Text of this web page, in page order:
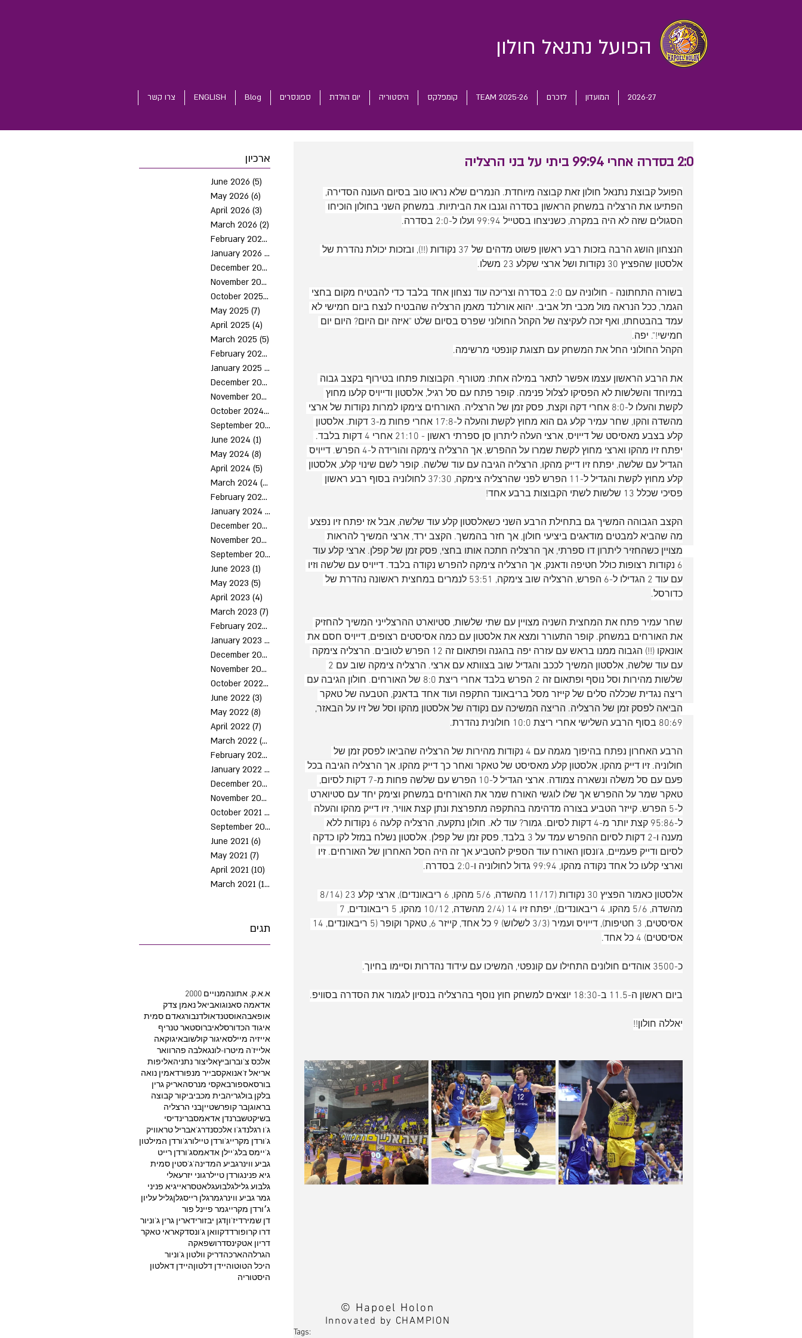
הפועל נתנאל חולון
2026-27 המועדון לזכרם TEAM 2025-26 קומפלקס היסטוריה יום הולדת ספונסרים Blog
ENGLISH צרו קשר
ארכיון
June 2026 (5)
May 2026 (6)
April 2026 (3)
March 2026 (2)
February 2026
January 2026 (5)
December 2025
November 2025
October 2025(6)
May 2025 (7)
April 2025 (4)
March 2025 (5)
February 2025
January 2025 (7)
December 2024
November 2024
October 2024(6)
September 2024
June 2024 (1)
May 2024 (8)
April 2024 (5)
March 2024 (10)
February 2024
January 2024 (9)
December 2023
6 posts
November 2023
September 2023
June 2023 (1)
May 2023 (5)
April 2023 (4)
March 2023 (7)
February 2023
January 2023 (7)
December 2022
November 2022
October 2022(7)
June 2022 (3)
May 2022 (8)
April 2022 (7)
March 2022 (10)
February 2022
January 2022 (6)
December 2021
November 2021
October 2021 (5)
September 2021
June 2021 (6)
May 2021 (7)
April 2021 (10)
March 2021 (10)
תגים
2000 מנוייםא.א.ק. אתונה
אביאל נאמן צדקאדאמה סאנוגו
אדם סמיתאולדנבורגאוסטנדאופאבה
איברוסטאר טנריףאיגוד הכדורסל
איגוקאהאיגור קולשובאייזיה מיילס
אלבה פהרוואראלייז'ה מיטרו-לונג
אליפותאליצור נתניהאלכס צ'וברוביץ
אמין נואהאקסבייר מנפורדאריאל ז'אנו
אריק גריןבאקסי מנרסהבורסאספור
ביקור קבוצהבית מכביבלקן בולגריה
בני הרצליהבר קופרשטייןבראוגן
ברינדיסיברנדן אדאמסבשיקטש
ג'אבריל טראוויקג'ו אלכסנדרג'ו רגלנד
ג'ורדן המילטוןג'ורדן טיילורג'ורדן מקריי
ג'ורדן רייטג'יילן אדאמסג'יימס בל
ג'סטין סמית'גביע המדינהגביע ווינר
גוני יזרעאליגורדן טיילרגיא פנינ
גיא פניניגלאטסראייגלבועגלבוע גליל
גליל עליוןגלןגלן רייסגמרגמר גביע ווינר
גמר פיינל פורג׳ורדן מקריי
דארין גרין ג'וניורדגן יבזורידיז'וןדן שמיר
דקאראי טאקרדקוואן ג'ונסדרו קרופורד
דרושפאקהדריון אטקינס
דריק וולטון ג'וניורהארכההגרלה
היידן דאלטוןהיידן דלטוןהיכל הטוטו
היסטוריה
2:0 בסדרה אחרי 99:94 ביתי על בני הרצליה
הפועל קבוצת נתנאל חולון זאת קבוצה מיוחדת. הנמרים שלא נראו טוב בסיום העונה הסדירה,
הפתיעו את הרצליה במשחק הראשון בסדרה וגנבו את הביתיות. במשחק השני בחולון הוכיחו
הסגולים שזה לא היה במקרה, כשניצחו בסטייל 99:94 ועלו ל-2:0 בסדרה.
הנצחון הושג הרבה בזכות רבע ראשון פשוט מדהים של 37 נקודות (!!), ובזכות יכולת נהדרת של
אלסטון שהפציץ 30 נקודות ושל ארצי שקלע 23 משלו.
בשורה התחתונה - חולוניה עם 2:0 בסדרה וצריכה עוד נצחון אחד בלבד כדי להבטיח מקום בחצי
הגמר, ככל הנראה מול מכבי תל אביב. יהוא אורלנד מאמן הרצליה שהבטיח לנצח ביום חמישי לא
עמד בהבטחתו, ואף זכה לעקיצה של הקהל החולוני שפרס בסיום שלט "איזה יום היום? היום יום
חמישי!". יפה.
הקהל החולוני החל את המשחק עם תצוגת קונפטי מרשימה.
את הרבע הראשון עצמו אפשר לתאר במילה אחת: מטורף. הקבוצות פתחו בטירוף בקצב גבוה
במיוחד והשלשות לא הפסיקו לצלול פנימה. קופר פתח עם סל רגיל, אלסטון ודייויס קלעו מחוץ
לקשת והעלו ל-8:0 אחרי דקה וקצת, פסק זמן של הרצליה. האורחים צימקו למרות נקודות של ארצי
מהשדה והקו, שחר עמיר קלע גם הוא מחוץ לקשת והעלה ל-17:8 אחרי פחות מ-3 דקות. אלסטון
קלע בצבע מאסיסט של דייויס, ארצי העלה ליתרון סן ספרתי ראשון - 21:10 אחרי 4 דקות בלבד.
יפתח זיו מהקו וארצי מחוץ לקשת שמרו על ההפרש, אך הרצליה צימקה והורידה ל-4 הפרש. דייויס
הגדיל עם שלשה, יפתח זיו דייק מהקו, הרצליה הגיבה עם עוד שלשה. קופר לשם שינוי קלע, אלסטון
קלע מחוץ לקשת והגדיל ל-11 הפרש לפני שהרצליה צימקה, 37:30 לחולוניה בסוף רבע ראשון
פסיכי שכלל 13 שלשות לשתי הקבוצות ברבע אחד!
הקצב הגבוהה המשיך גם בתחילת הרבע השני כשאלסטון קלע עוד שלשה, אבל אז יפתח זיו נפצע
מה שהביא למבטים מודאגים ביציעי חולון, אך חזר בהמשך. הקצב ירד, ארצי המשיך להראות
מצויין כשהחזיר ליתרון דו ספרתי, אך הרצליה חתכה אותו בחצי, פסק זמן של קפלן. ארצי קלע עוד
6 נקודות רצופות כולל חטיפה ודאנק, אך הרצליה צימקה להפרש נקודה בלבד. דייויס עם שלשה וזיו
עם עוד 2 הגדילו ל-6 הפרש, הרצליה שוב צימקה, 53:51 לנמרים במחצית ראשונה נהדרת של
כדורסל.
שחר עמיר פתח את המחצית השניה מצויין עם שתי שלשות, סטיוארט ההרצלייני המשיך להחזיק
את האורחים במשחק. קופר התעורר ומצא את אלסטון עם כמה אסיסטים רצופים, דייויס חסם את
אונאקו (!!) הגבוה ממנו בראש עם עזרה יפה בהגנה ופתאום זה 12 הפרש לטובים. הרצליה צימקה
שלשות מהירות וסל נוסף ופתאום זה 2 הפרש בלבד אחרי ריצת 8:0 של האורחים. חולון הגיבה עם
ריצה נגדית שכללה סלים של קייזר מסל בריבאונד התקפה ועוד אחד בדאנק, הטבעה של טאקר
הביאה לפסק זמן של הרצליה. הריצה המשיכה עם נקודה של אלסטון מהקו וסל של זיו על הבאזר,
80:69 בסוף הרבע השלישי אחרי ריצת 10:0 חולונית נהדרת.
הרבע האחרון נפתח בהיפוך מגמה עם 4 נקודות מהירות של הרצליה שהביאו לפסק זמן של
חולוניה. זיו דייק מהקו, אלסטון קלע מאסיסט של טאקר ואחר כך דייק מהקו, אך הרצליה הגיבה בכל
פעם עם סל משלה ונשארה צמודה. ארצי הגדיל ל-10 הפרש עם שלשה פחות מ-7 דקות לסיום,
טאקר שמר על ההפרש אך שלו לוגשי האורח שמר את האורחים במשחק וצימק יחד עם סטיוארט
ל-5 הפרש. קייזר הטביע בצורה מדהימה בהתקפה מתפרצת ונתן קצת אוויר, זיו דייק מהקו והעלה
ל-95:86 קצת יותר מ-4 דקות לסיום. גמור? עוד לא. חולון נתקעה, הרצליה קלעה 6 נקודות ללא
מענה ו-2 דקות לסיום ההפרש עמד על 3 בלבד, פסק זמן של קפלן. אלסטון נשלח במזל לקו כדקה
לסיום ודייק פעמיים, ג'ונסון האורח עוד הספיק להטביע אך זה היה הסל האחרון של האורחים. זיו
וארצי קלעו כל אחד נקודה מהקו, 99:94 גדול לחולוניה ו-2:0 בסדרה.
אסיסטים) 4 כל אחד.
כ-3500 אוהדים חולונים התחילו עם קונפטי, המשיכו עם עידוד נהדרות וסיימו בחיוך.
ביום ראשון ה-11.5 ב-18:30 יוצאים למשחק חוץ נוסף בהרצליה בנסיון לגמור את הסדרה בסוויפ.
יאללה חולון!!
Tags:
© Hapoel Holon
Innovated by CHAMPION